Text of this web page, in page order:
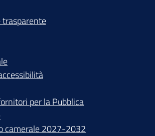
per la Pubblica
camerale 2027-2032